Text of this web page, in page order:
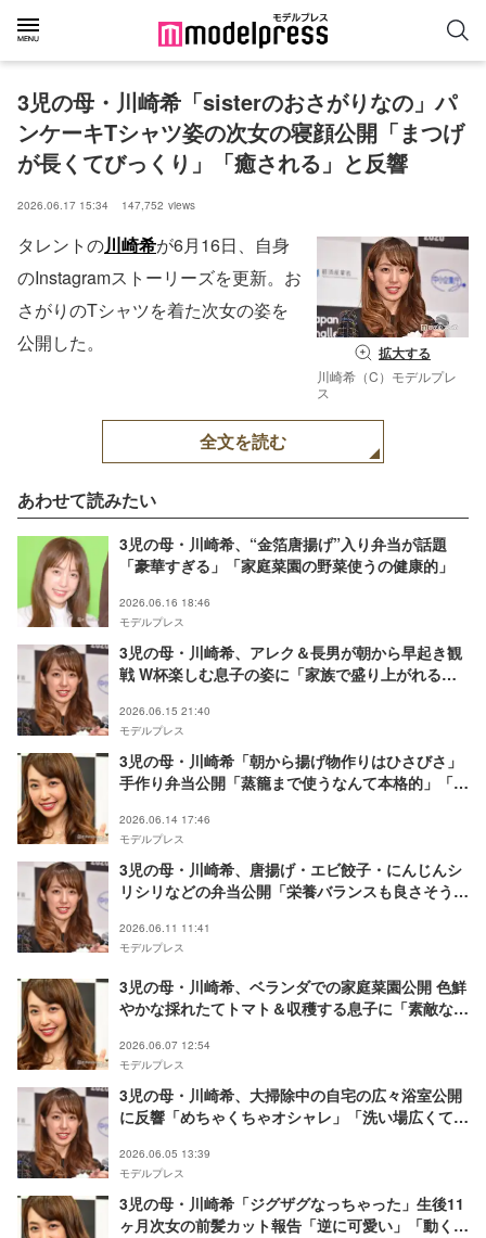
3児の母・川崎希「sisterのおさがりなの」パ
ンケーキTシャツ姿の次女の寝顔公開「まつげ
が長くてびっくり」「癒される」と反響
2026.06.17 15:34 147,752 views
拡大する
川崎希（C）モデルプレ
ス
タレントの川崎希が6月16日、自身
のInstagramストーリーズを更新。お
さがりのTシャツを着た次女の姿を
公開した。
全文を読む
あわせて読みたい
3児の母・川崎希、“金箔唐揚げ”入り弁当が話題
「豪華すぎる」「家庭菜園の野菜使うの健康的」
2026.06.16 18:46
モデルプレス
3児の母・川崎希、アレク＆長男が朝から早起き観
戦 W杯楽しむ息子の姿に「家族で盛り上がれるの
2026.06.15 21:40
モデルプレス
3児の母・川崎希「朝から揚げ物作りはひさびさ」
手作り弁当公開「蒸籠まで使うなんて本格的」「朝
2026.06.14 17:46
モデルプレス
3児の母・川崎希、唐揚げ・エビ餃子・にんじんシ
リシリなどの弁当公開「栄養バランスも良さそう」
2026.06.11 11:41
モデルプレス
3児の母・川崎希、ベランダでの家庭菜園公開 色鮮
やかな採れたてトマト＆収穫する息子に「素敵なベ
2026.06.07 12:54
モデルプレス
3児の母・川崎希、大掃除中の自宅の広々浴室公開
に反響「めちゃくちゃオシャレ」「洗い場広くて天
2026.06.05 13:39
モデルプレス
3児の母・川崎希「ジグザグなっちゃった」生後11
ヶ月次女の前髪カット報告「逆に可愛い」「動くか